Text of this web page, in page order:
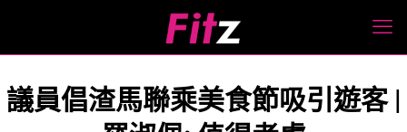
議員倡渣馬聯乘美食節吸引遊客 |